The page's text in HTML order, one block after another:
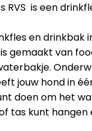
RVS is een
en drinkbak
gemaakt van
jouw hond in
doen om het
tas kunt